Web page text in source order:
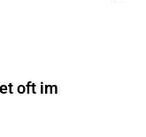
oft im